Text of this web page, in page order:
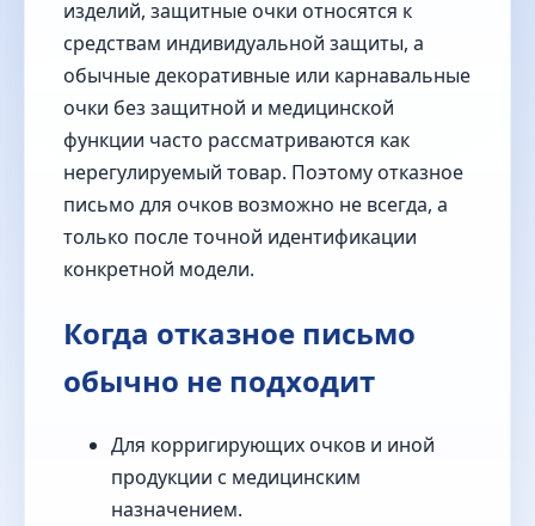
изделий, защитные очки относятся к
средствам индивидуальной защиты, а
обычные декоративные или карнавальные
очки без защитной и медицинской
функции часто рассматриваются как
нерегулируемый товар. Поэтому отказное
письмо для очков возможно не всегда, а
только после точной идентификации
конкретной модели.
Когда отказное письмо
обычно не подходит
Для корригирующих очков и иной
продукции с медицинским
назначением.